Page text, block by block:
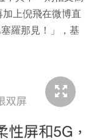
上倪飛在微博直
羅那見！」，基